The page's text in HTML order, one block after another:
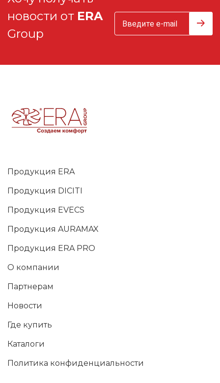
новости от ERA
Group
Продукция ERA
Продукция DICITI
Продукция EVECS
Продукция AURAMAX
Продукция ERA PRO
О компании
Партнерам
Новости
Где купить
Каталоги
Политика конфиденциальности